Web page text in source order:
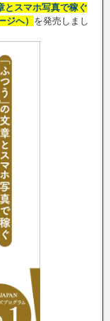
とスマホ写真で稼ぐ
へ） を発売しまし